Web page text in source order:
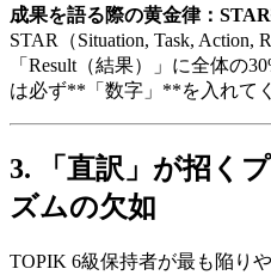
成果を語る際の黄金律：
STAR（Situation, Task, Action,
「Result（結果）」に全体の
は必ず**「数字」**を入れて
3. 「直訳」が招く
ズムの欠如
TOPIK 6級保持者が最も陥り